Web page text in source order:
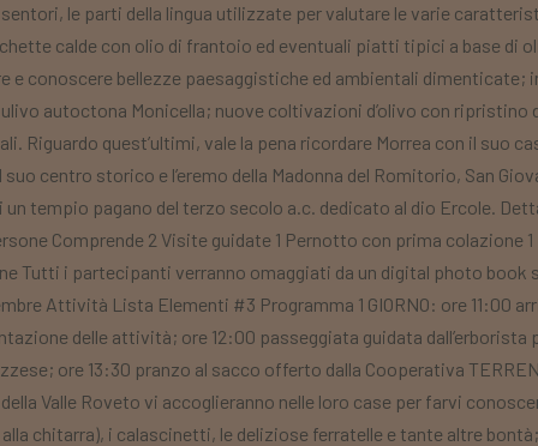
le parti della lingua utilizzate per valutare le varie
calde con olio di frantoio ed eventuali piatti tipici a base di
conoscere bellezze paesaggistiche ed ambientali dimenticate;
autoctona Monicella; nuove coltivazioni d’olivo con
Riguardo quest’ultimi, vale la pena ricordare Morrea con il suo
centro storico e l’eremo della Madonna del Romitorio, San
un tempio pagano del terzo secolo a.c. dedicato al dio Ercole.
Comprende 2 Visite guidate 1 Pernotto con prima colazione
Tutti i partecipanti verranno omaggiati da un digital photo book
Attività Lista Elementi #3 Programma 1 GIORNO: ore 11:00
delle attività; ore 12:00 passeggiata guidata
ore 13:30 pranzo al sacco offerto dalla Cooperativa
Valle Roveto vi accoglieranno nelle loro case per farvi
chitarra), i calascinetti, le deliziose ferratelle e tante altre